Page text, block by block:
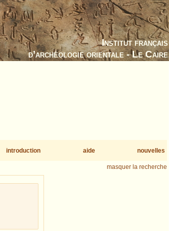
Institut français
d’archéologie orientale - Le Caire
introduction aide nouvelles
masquer la recherche